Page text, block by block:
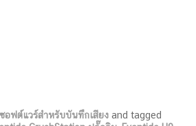
ซอฟต์แวร์สำหรับบันทึกเสียง and tagged